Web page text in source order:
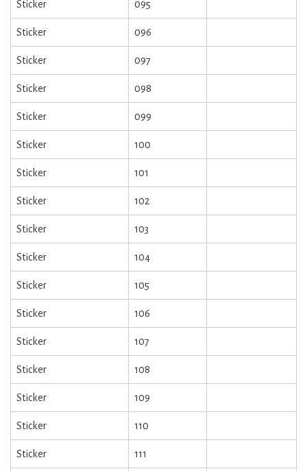
Sticker 095
Sticker 096
Sticker 097
Sticker 098
Sticker 099
Sticker 100
Sticker 101
Sticker 102
Sticker 103
Sticker 104
Sticker 105
Sticker 106
Sticker 107
Sticker 108
Sticker 109
Sticker 110
Sticker 111